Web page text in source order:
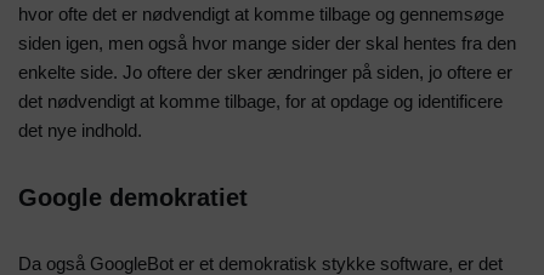
hvor ofte det er nødvendigt at komme tilbage og gennemsøge
siden igen, men også hvor mange sider der skal hentes fra den
enkelte side. Jo oftere der sker ændringer på siden, jo oftere er
det nødvendigt at komme tilbage, for at opdage og identificere
det nye indhold.
Google demokratiet
Da også GoogleBot er et demokratisk stykke software, er det